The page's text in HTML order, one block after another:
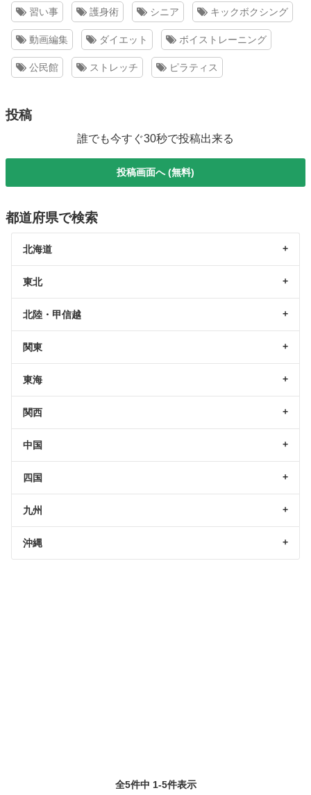
習い事 護身術 シニア キックボクシング
動画編集 ダイエット ボイストレーニング
公民館 ストレッチ ピラティス
投稿
誰でも今すぐ30秒で投稿出来る
投稿画面へ (無料)
都道府県で検索
北海道
東北
北陸・甲信越
関東
東海
関西
中国
四国
九州
沖縄
全5件中 1-5件表示